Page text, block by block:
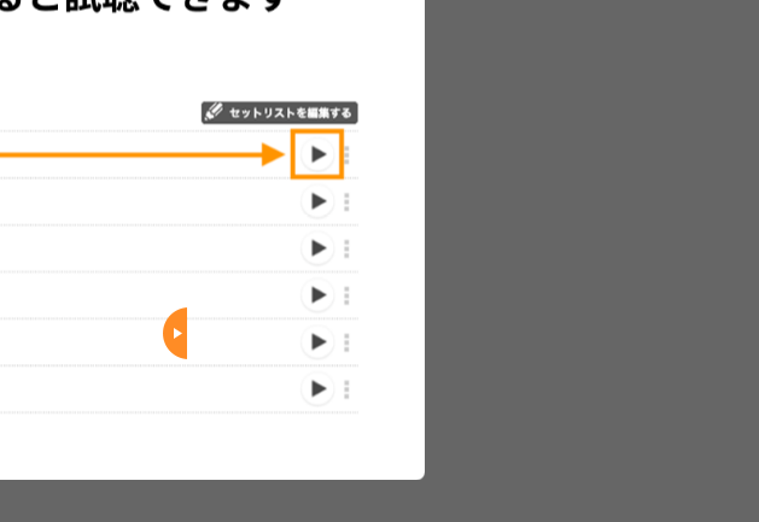
大阪ミナミのサーキットフ
大阪ミナミのサーキットフ
WHEEL』日割りを一挙公